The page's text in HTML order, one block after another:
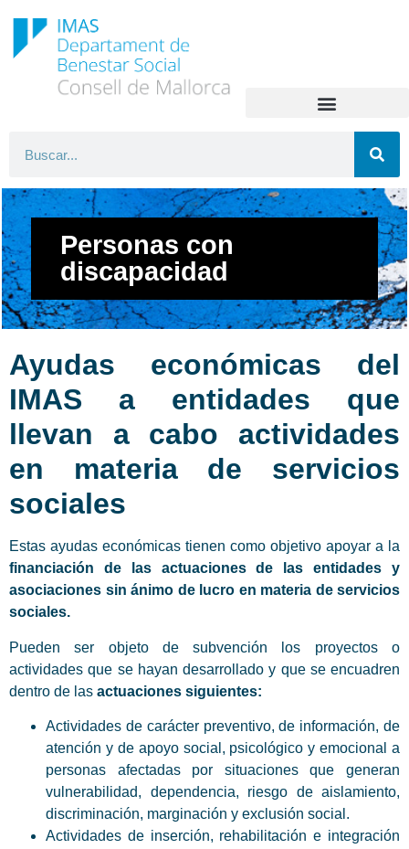
Personas con
discapacidad
Ayudas económicas del
IMAS a entidades que
llevan a cabo actividades
en materia de servicios
sociales
Estas ayudas económicas tienen como objetivo apoyar a la
financiación de las actuaciones de las entidades y
asociaciones sin ánimo de lucro en materia de servicios
sociales.
Pueden ser objeto de subvención los proyectos o
actividades que se hayan desarrollado y que se encuadren
dentro de las actuaciones siguientes:
Actividades de carácter preventivo, de información, de
atención y de apoyo social, psicológico y emocional a
personas afectadas por situaciones que generan
vulnerabilidad, dependencia, riesgo de aislamiento,
discriminación, marginación y exclusión social.
Actividades de inserción, rehabilitación e integración